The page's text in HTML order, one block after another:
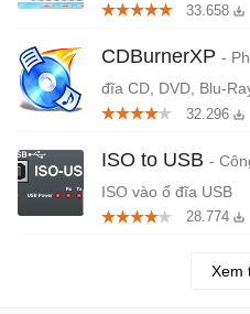
33.658
CDBurnerXP -
đĩa CD, DVD, Blu-
32.296
ISO to USB -
ISO vào ổ đĩa USB
28.774
Xem